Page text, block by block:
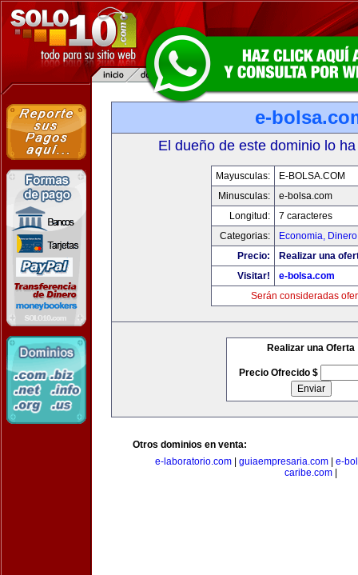
e-
El dueño de este dominio lo
Mayusculas:
E-BOLSA.COM
Minusculas:
e-bolsa.com
Longitud:
7 caracteres
Categorias:
Economia,
Precio:
Realizar una
Visitar!
e-bolsa.com
Serán consideradas
Realizar una Oferta
Precio Ofrecido $
Otros dominios en venta:
e-laboratorio.com
guiaempresaria.com
e-
caribe.com